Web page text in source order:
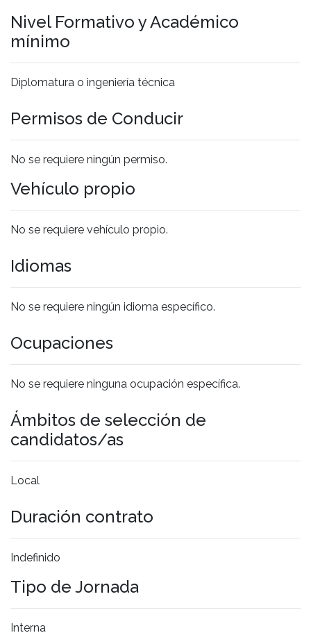
Nivel Formativo y Académico
mínimo
Diplomatura o ingeniería técnica
Permisos de Conducir
No se requiere ningún permiso.
Vehículo propio
No se requiere vehículo propio.
Idiomas
No se requiere ningún idioma específico.
Ocupaciones
No se requiere ninguna ocupación específica.
Ámbitos de selección de
candidatos/as
Local
Duración contrato
Indefinido
Tipo de Jornada
Interna